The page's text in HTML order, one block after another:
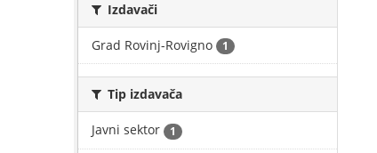
Izdavači
Grad Rovinj-Rovigno 1
Tip izdavača
Javni sektor 1